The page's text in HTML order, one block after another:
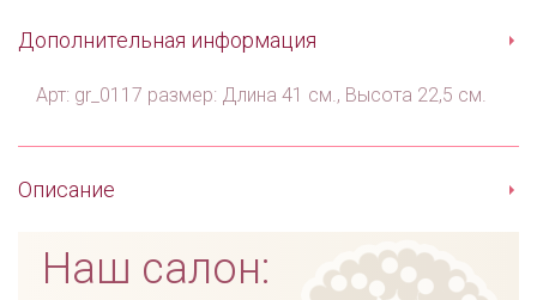
Дополнительная информация
Арт: gr_0117 размер: Длина 41 см., Высота 22,5 см.
Описание
Наш салон: